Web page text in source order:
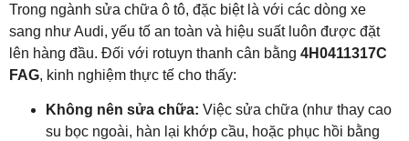
Trong ngành sửa chữa ô tô, đặc biệt là với các dòng xe
sang như Audi, yếu tố an toàn và hiệu suất luôn được đặt
lên hàng đầu. Đối với rotuyn thanh cân bằng 4H0411317C
FAG, kinh nghiệm thực tế cho thấy:
Không nên sửa chữa: Việc sửa chữa (như thay cao
su bọc ngoài, hàn lại khớp cầu, hoặc phục hồi bằng